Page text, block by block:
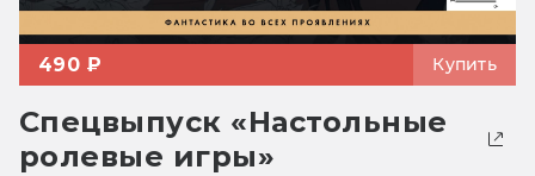
490 ₽ Купить
Спецвыпуск «Настольные
ролевые игры»